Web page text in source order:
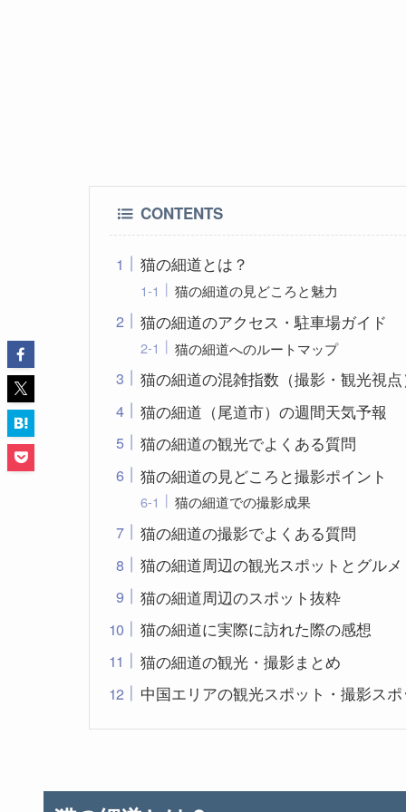
CONTENTS
猫の細道とは？
猫の細道の見どころと魅力
猫の細道のアクセス・駐車場ガイド
猫の細道へのルートマップ
猫の細道の混雑指数（撮影・観光視
猫の細道（尾道市）の週間天気予報
猫の細道の観光でよくある質問
猫の細道の見どころと撮影ポイント
猫の細道での撮影成果
猫の細道の撮影でよくある質問
猫の細道周辺の観光スポットとグルメ
猫の細道周辺のスポット抜粋
猫の細道に実際に訪れた際の感想
猫の細道の観光・撮影まとめ
中国エリアの観光スポット・撮影ス